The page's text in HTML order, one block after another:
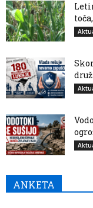
ANKETA